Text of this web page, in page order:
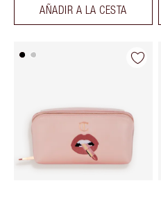
AÑADIR A LA CESTA